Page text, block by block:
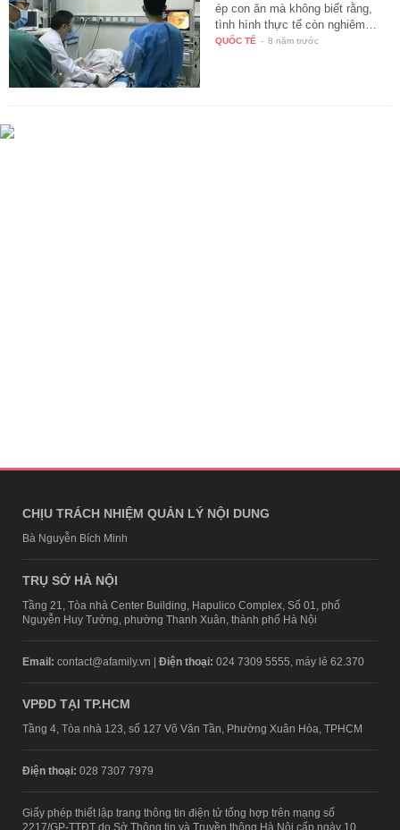
ép con ăn mà không biết rằng,
tình hình thực tế còn nghiêm…
QUỐC TẾ - 8 năm trước
CHỊU TRÁCH NHIỆM QUẢN LÝ NỘI DUNG
Bà Nguyễn Bích Minh
TRỤ SỞ HÀ NỘI
Tầng 21, Tòa nhà Center Building, Hapulico Complex, Số 01, phố
Nguyễn Huy Tưởng, phường Thanh Xuân, thành phố Hà Nội
Email: contact@afamily.vn | Điện thoại: 024 7309 5555, máy lẻ 62.370
VPĐD TẠI TP.HCM
Tầng 4, Tòa nhà 123, số 127 Võ Văn Tần, Phường Xuân Hòa, TPHCM
Điện thoại: 028 7307 7979
Giấy phép thiết lập trang thông tin điện tử tổng hợp trên mạng số
2217/GP-TTĐT do Sở Thông tin và Truyền thông Hà Nội cấp ngày 10